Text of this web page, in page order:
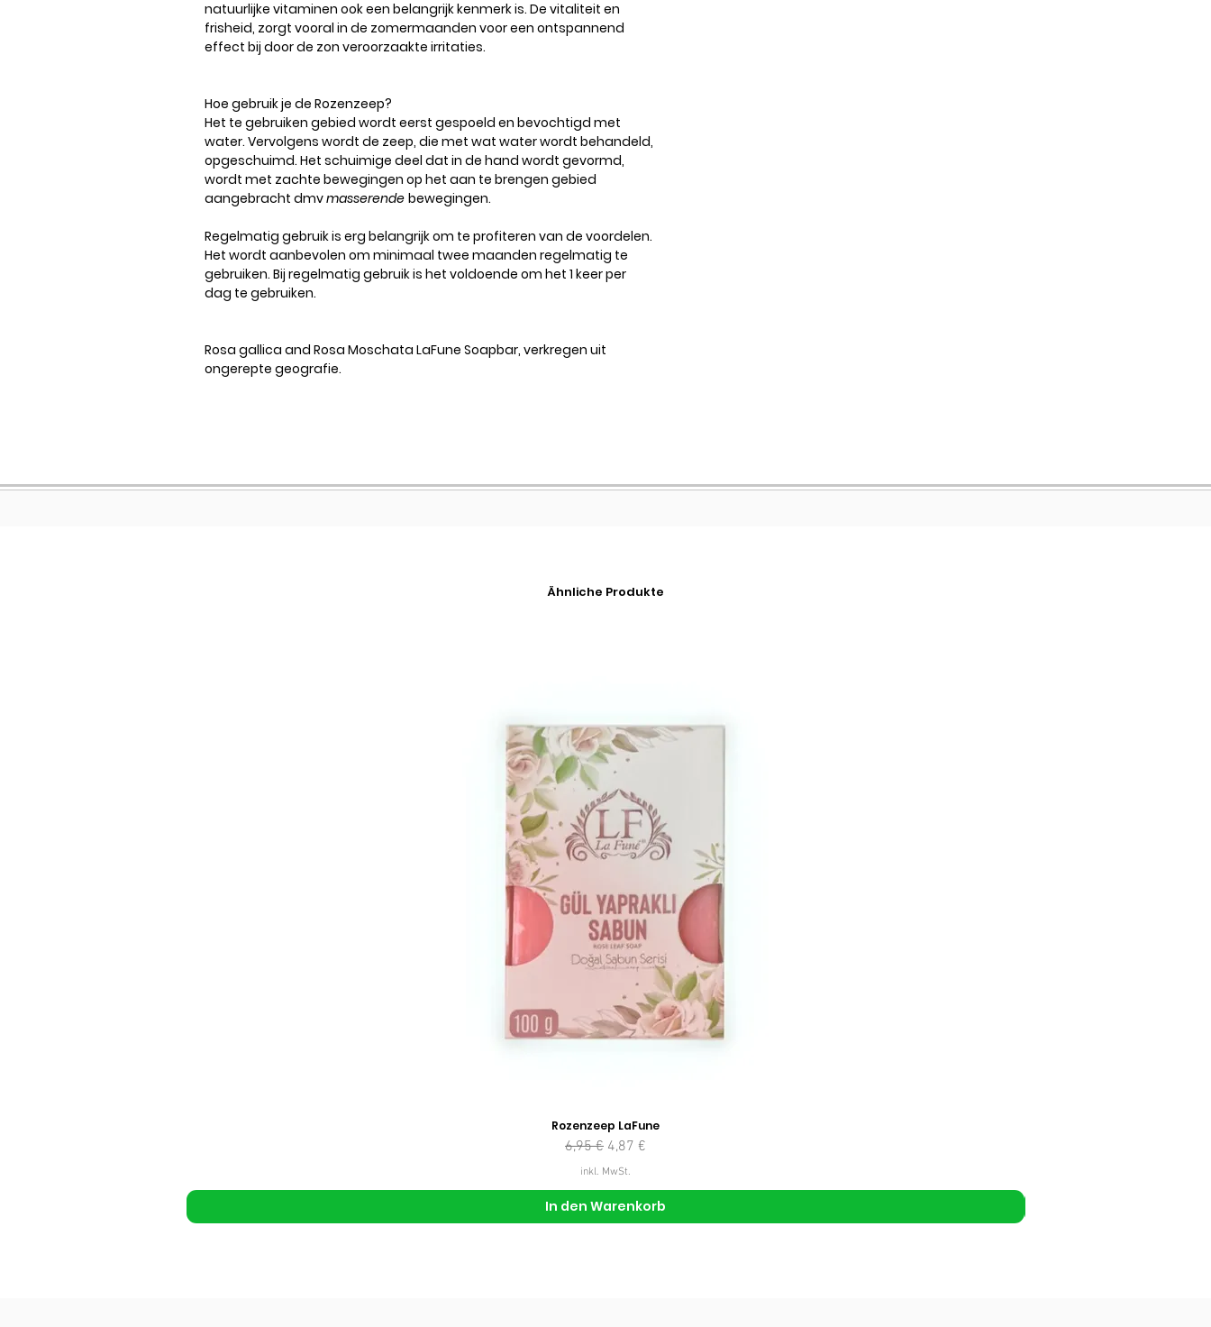
natuurlijke vitaminen ook een belangrijk kenmerk is. De vitaliteit en
frisheid, zorgt vooral in de zomermaanden voor een ontspannend
effect bij door de zon veroorzaakte irritaties.
Hoe gebruik je de Rozenzeep?
Het te gebruiken gebied wordt eerst gespoeld en bevochtigd met
water. Vervolgens wordt de zeep, die met wat water wordt behandeld,
opgeschuimd. Het schuimige deel dat in de hand wordt gevormd,
wordt met zachte bewegingen op het aan te brengen gebied
aangebracht dmvmasserende bewegingen.
Regelmatig gebruik is erg belangrijk om te profiteren van de voordelen.
Het wordt aanbevolen om minimaal twee maanden regelmatig te
gebruiken. Bij regelmatig gebruik is het voldoende om het 1 keer per
dag te gebruiken.
Rosa gallica and Rosa Moschata LaFune Soapbar, verkregen uit
ongerepte geografie.
Ähnliche Produkte
Rozenzeep LaFune
Standardpreis
6,95 € Sale-Preis
4,87 €
inkl. MwSt.
In den Warenkorb